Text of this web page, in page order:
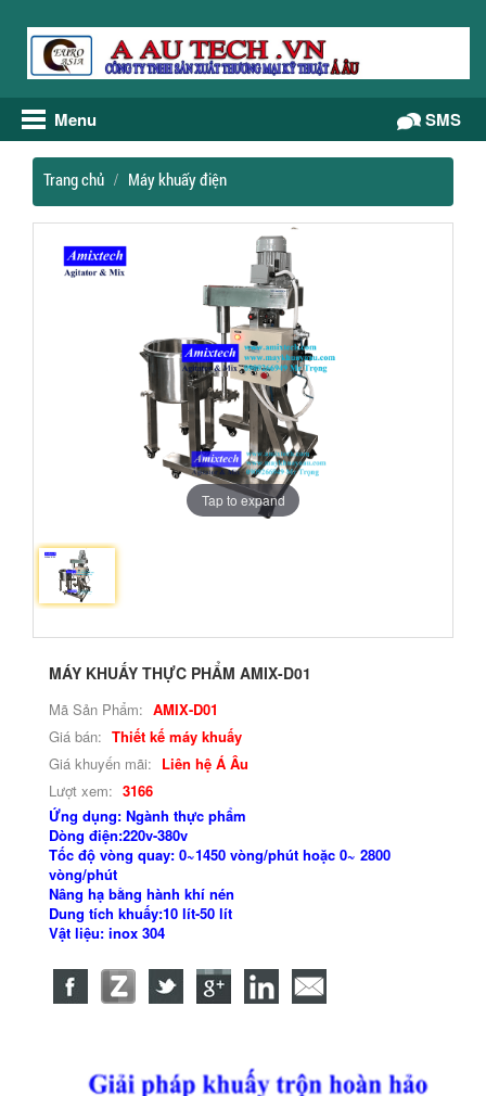
Menu SMS
Trang chủ Máy khuấy điện
Tap to expand
MÁY KHUẤY THỰC PHẨM AMIX-D01
Mã Sản Phẩm: AMIX-D01
Giá bán: Thiết kế máy khuấy
Giá khuyến mãi: Liên hệ Á Âu
Lượt xem: 3166
Ứng dụng: Ngành thực phẩm
Dòng điện:220v-380v
Tốc độ vòng quay: 0~1450 vòng/phút hoặc 0~ 2800
vòng/phút
Nâng hạ bằng hành khí nén
Dung tích khuấy:10 lít-50 lít
Vật liệu: inox 304